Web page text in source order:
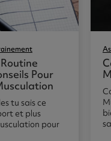
Pour
tu sais ce
et plus
pour